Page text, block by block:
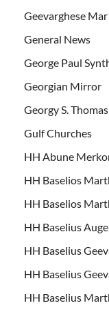
Geevarghese
General News
George Paul
Georgian Mirror
Georgy S. Thomas
Gulf Churches
HH Abune
HH Baselios
HH Baselios
HH Baselius
HH Baselius
HH Baselius
HH Baselius